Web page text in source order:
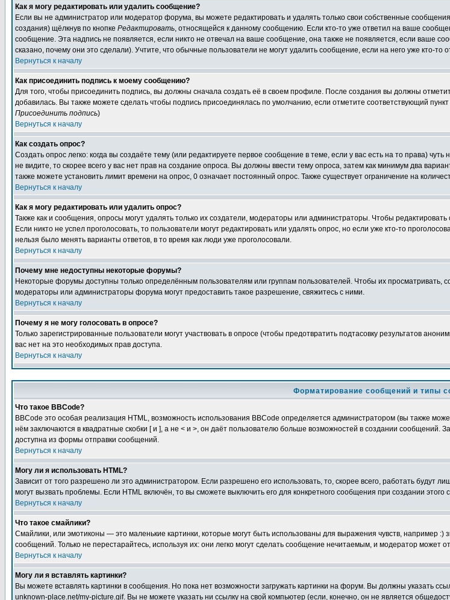
Как я могу редактировать или удалить сообщение?
Если вы не администратор или модератор форума, вы можете редактировать и удалять только свои собственные
создания) щёлкнув по кнопке Редактировать, относящейся к данному сообщению. Если кто-то уже ответил на ваше
сообщение. Эта надпись не появляется, если никто не отвечал на ваше сообщение, она также не появляется, если ваше
сказано, почему они это сделали). Учтите, что обычные пользователи не могут удалить сообщение, если на него уже кто-то
Вернуться к началу
Как присоединить подпись к моему сообщению?
Для того, чтобы присоединить подпись, вы должны сначала создать её в своем профиле. После создания вы должны
добавилась. Вы также можете сделать чтобы подпись присоединялась по умолчанию, если отметите соответствующий
Присоединить подпись)
Вернуться к началу
Как создать опрос?
Создать опрос легко: когда вы создаёте тему (или редактируете первое сообщение в теме, если у вас есть на то права)
не видите, то скорее всего у вас нет прав на создание опроса. Вы должны ввести тему опроса, затем как минимум два
также можете установить лимит времени на опрос, 0 означает постоянный опрос. Также существует ограничение на
Вернуться к началу
Как я могу редактировать или удалить опрос?
Также как и сообщения, опросы могут удалять только их создатели, модераторы или администраторы. Чтобы
Если никто не успел проголосовать, то пользователи могут редактировать или удалять опрос, но если уже кто-то
нельзя было менять варианты ответов, в то время как люди уже проголосовали.
Вернуться к началу
Почему мне недоступны некоторые форумы?
Некоторые форумы доступны только определённым пользователям или группам пользователей. Чтобы их просматривать,
модераторы или администраторы форума могут предоставить такое разрешение, свяжитесь с ними.
Вернуться к началу
Почему я не могу голосовать в опросе?
Только зарегистрированные пользователи могут участвовать в опросе (чтобы предотвратить подтасовку результатов
вас нет на это необходимых прав доступа.
Вернуться к началу
Форматирование сообщений и типы
Что такое BBCode?
BBCode это особая реализация HTML, возможность использования BBCode определяется администратором (вы также
нём заключаются в квадратные скобки [ и ], а не < и >, он даёт пользователю больше возможностей в создании сообщений.
доступна из формы отправки сообщений.
Вернуться к началу
Могу ли я использовать HTML?
Зависит от того разрешено ли это администратором. Если разрешено его использовать, то, скорее всего, работать будут
могут вызвать проблемы. Если HTML включён, то вы сможете выключить его для конкретного сообщения при создании этого
Вернуться к началу
Что такое смайлики?
Смайлики, или эмотиконы — это маленькие картинки, которые могут быть использованы для выражения чувств, например :)
сообщений. Только не перестарайтесь, используя их: они легко могут сделать сообщение нечитаемым, и модератор может
Вернуться к началу
Могу ли я вставлять картинки?
Вы можете вставлять картинки в сообщения. Но пока нет возможности загружать картинки на форум. Вы должны указать
unknown-place.net/my-picture.gif. Вы не можете указать ни ссылку на свой компьютер (если, конечно, он не является